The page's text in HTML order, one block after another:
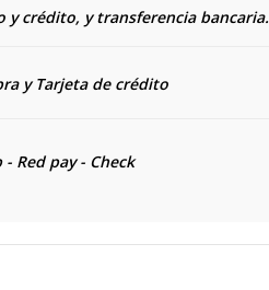
y crédito, y transferencia bancaria.
y Tarjeta de crédito
Red pay - Check